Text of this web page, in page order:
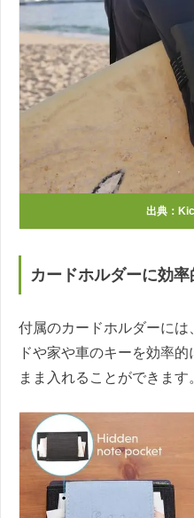
出典：
カードホルダーに効
付属のカードホルダーに
ドや家や車のキーを効率
まま入れることができます